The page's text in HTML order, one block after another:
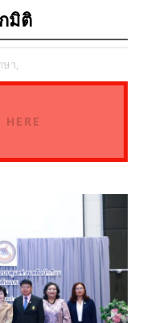
มิติ
ษา,